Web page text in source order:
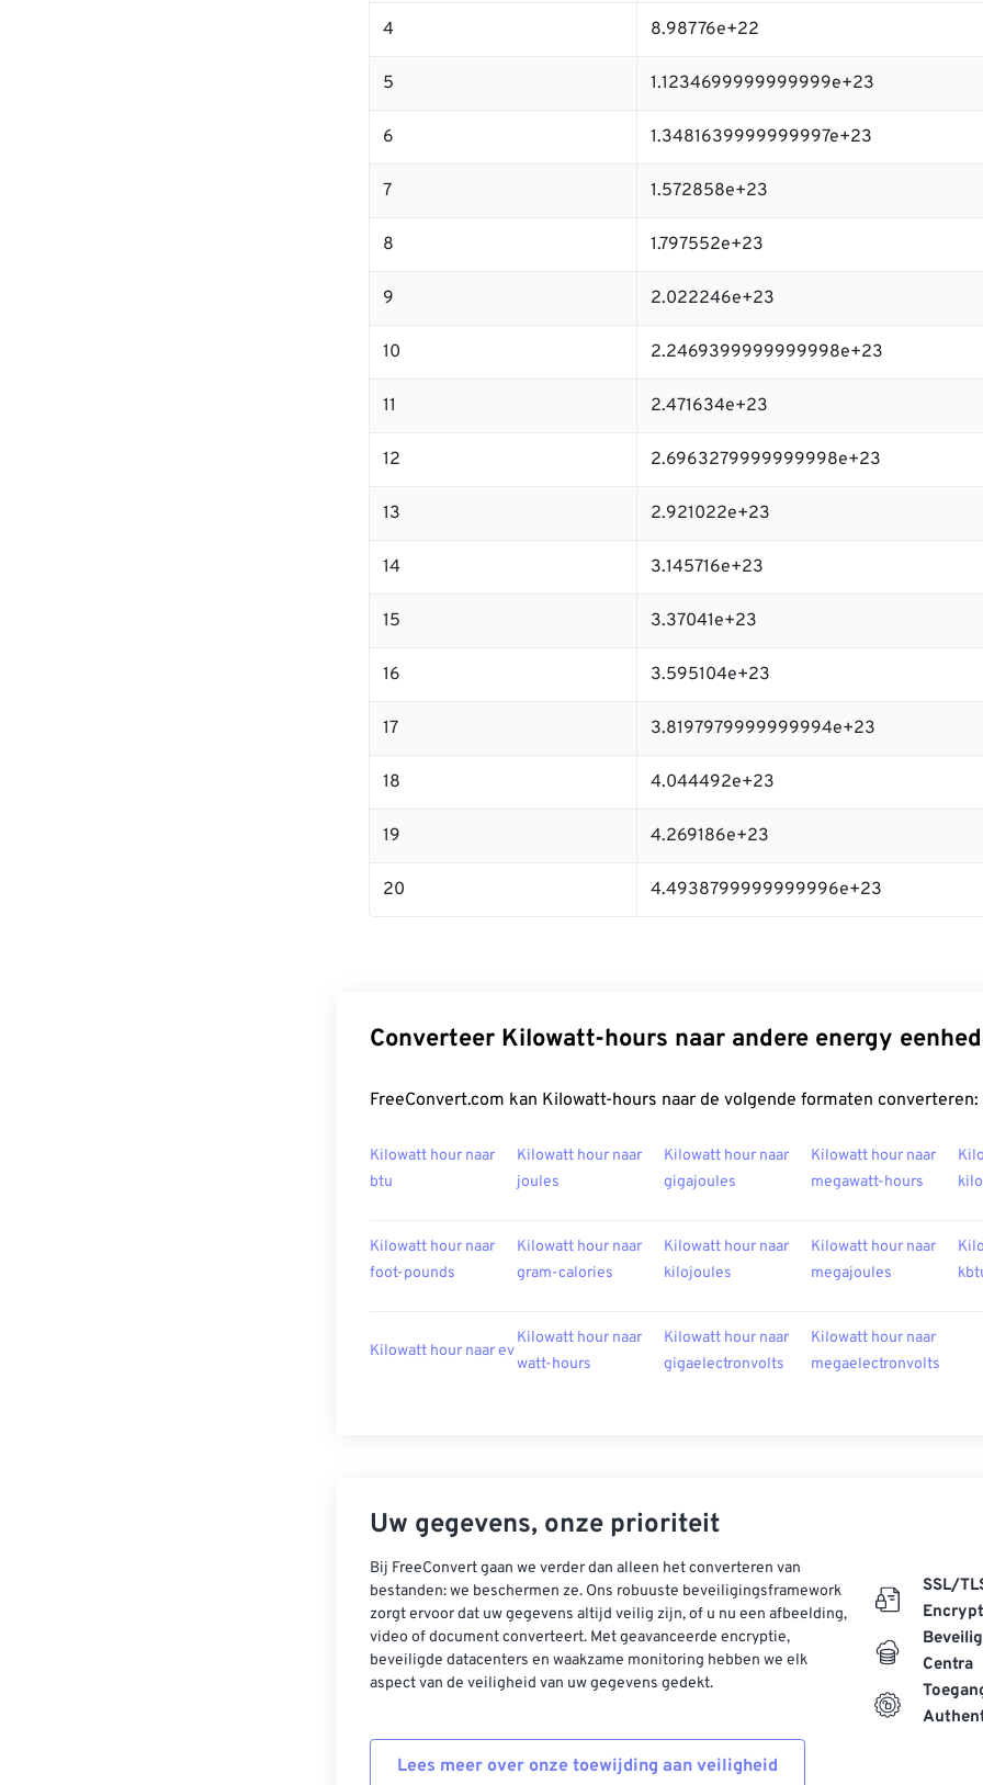
4 8.98776e+22
5 1.1234699999999999e+23
6 1.3481639999999997e+23
7 1.572858e+23
8 1.797552e+23
9 2.022246e+23
10 2.2469399999999998e+23
11 2.471634e+23
12 2.6963279999999998e+23
13 2.921022e+23
14 3.145716e+23
15 3.37041e+23
16 3.595104e+23
17 3.8197979999999994e+23
18 4.044492e+23
19 4.269186e+23
20 4.4938799999999996e+23
Converteer Kilowatt-hours naar andere energy
FreeConvert.com kan Kilowatt-hours naar de volgende formaten converteren:
Kilowatt hour naar
btu
Kilowatt hour naar
joules
Kilowatt hour naar
gigajoules
Kilowatt hour naar
megawatt-hours
Kilowatt hour naar
foot-pounds
Kilowatt hour naar
gram-calories
Kilowatt hour naar
kilojoules
Kilowatt hour naar
megajoules
Kilowatt hour naar ev
Kilowatt hour naar
watt-hours
Kilowatt hour naar
gigaelectronvolts
Kilowatt hour naar
megaelectronvolts
Uw gegevens, onze prioriteit
Bij FreeConvert gaan we verder dan alleen het converteren van
bestanden: we beschermen ze. Ons robuuste beveiligingsframework
zorgt ervoor dat uw gegevens altijd veilig zijn, of u nu een afbeelding,
video of document converteert. Met geavanceerde encryptie,
beveiligde datacenters en waakzame monitoring hebben we elk
aspect van de veiligheid van uw gegevens gedekt.
Lees meer over onze toewijding aan veiligheid
SSL/
Centra